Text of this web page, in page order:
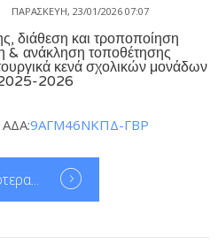
ΠΑΡΑΣΚΕΥΉ, 23/01/2026 07:07
διάθεση και τροποποίηση
& ανάκληση τοποθέτησης
κενά σχολικών μονάδων
2025-2026
ΑΔΑ:9ΑΓΜ46ΝΚΠΔ-ΓΒΡ